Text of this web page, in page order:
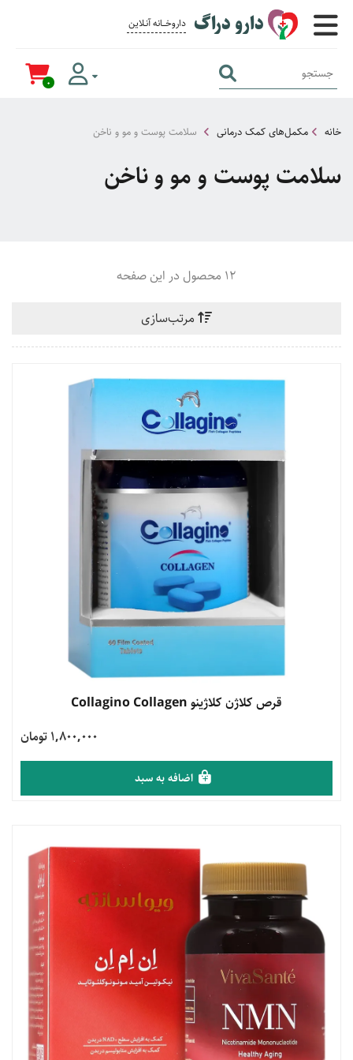
دارو دراگ داروخــــانه آنــلاین برای همــه
0
خانه مکمل‌های کمک درمانی سلامت پوست و مو و ناخن
سلامت پوست و مو و ناخن
12 محصول در این صفحه
مرتب‌سازی
مشاهده محصولقرص کلاژن کلاژینو Collagino Collagen
1,800,000 تومان
اضافه به سبد